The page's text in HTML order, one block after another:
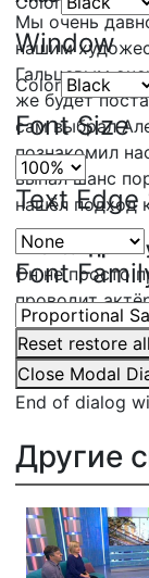
Window
Color
Font Size
Text Edge
Font
Reset restore
Close Modal
End of dialog
Мы очень
нашим
Гальцевым
же будет
сам выбрал
познакомил
выпал шанс
нашёл подход
Александр
Он не просто
проводит
вспомнить,
Другие